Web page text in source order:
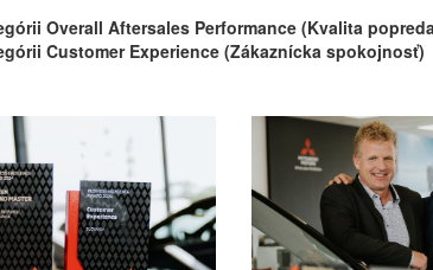
Overall Aftersales Performance (Kvalita
Customer Experience (Zákaznícka spokojnosť)